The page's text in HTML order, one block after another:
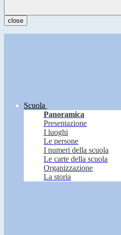
close
Scuola
Panoramica
Presentazione
I luoghi
Le persone
I numeri della scuola
Le carte della scuola
Organizzazione
La storia